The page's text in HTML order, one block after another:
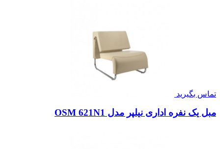
تماس بگیرید
مبل یک نفره اداری نیلپر مدل OSM 621N1